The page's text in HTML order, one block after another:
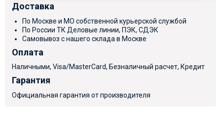
Доставка
По Москве и МО собственной курьерской службой
По России ТК Деловые линии, ПЭК, СДЭК
Самовывоз с нашего склада в Москве
Оплата
Наличными, Visa/MasterCard, Безналичный расчет, Кредит
Гарантия
Официальная гарантия от производителя